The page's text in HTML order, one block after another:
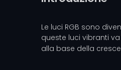
Le luci RGB sono
queste luci vibranti
alla base della